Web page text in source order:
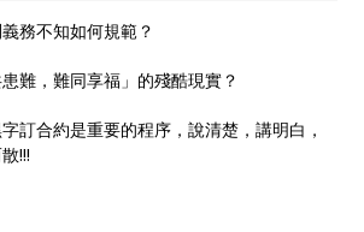
務不知如何規範？
難，難同享福」的殘酷現實？
訂合約是重要的程序，說清楚，講明白，
!!!